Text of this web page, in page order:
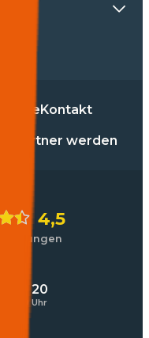
PresseKontakt
Partner werden
4,5
900 20
17:00 Uhr